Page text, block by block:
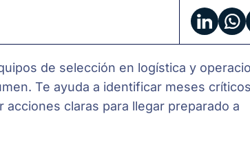
de selección en logística y
Te ayuda a identificar meses
claras para llegar preparado a